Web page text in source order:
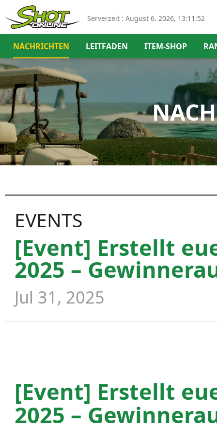
Serverzeit : August 6. 2026, 13:11:52
NACHRICHTEN LEITFADEN ITEM-SHOP
EVENTS
[Event] Erstellt
2025 –
Jul 31, 2025
[Event] Erstellt
2025 –